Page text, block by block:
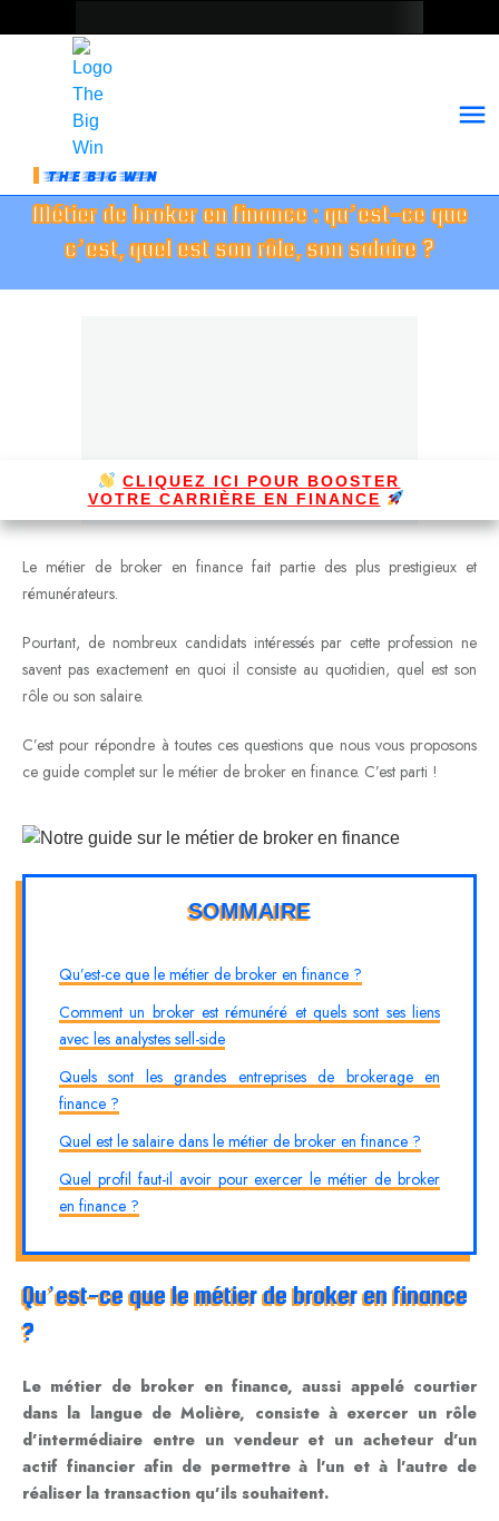
THE BIG WIN
Métier de broker en finance : qu’est-ce que
c’est, quel est son rôle, son salaire ?
CLIQUEZ ICI POUR BOOSTER
VOTRE CARRIÈRE EN FINANCE
Le métier de broker en finance fait partie des plus prestigieux et
rémunérateurs.
Pourtant, de nombreux candidats intéressés par cette profession ne
savent pas exactement en quoi il consiste au quotidien, quel est son
rôle ou son salaire.
C’est pour répondre à toutes ces questions que nous vous proposons
ce guide complet sur le métier de broker en finance. C’est parti !
SOMMAIRE
Qu’est-ce que le métier de broker en finance ?
Comment un broker est rémunéré et quels sont ses liens
avec les analystes sell-side
Quels sont les grandes entreprises de brokerage en
finance ?
Quel est le salaire dans le métier de broker en finance ?
Quel profil faut-il avoir pour exercer le métier de broker
en finance ?
Qu’est-ce que le métier de broker en finance
?
Le métier de broker en finance, aussi appelé courtier
dans la langue de Molière, consiste à exercer un rôle
d’intermédiaire entre un vendeur et un acheteur d’un
actif financier afin de permettre à l’un et à l’autre de
réaliser la transaction qu’ils souhaitent.